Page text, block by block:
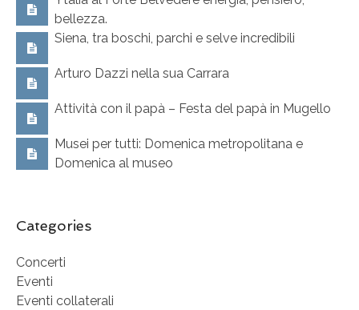
bellezza.
Siena, tra boschi, parchi e selve incredibili
Arturo Dazzi nella sua Carrara
Attività con il papà – Festa del papà in Mugello
Musei per tutti: Domenica metropolitana e
Domenica al museo
Categories
Concerti
Eventi
Eventi collaterali